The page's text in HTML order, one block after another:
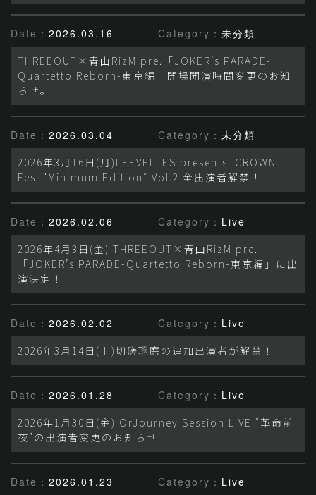
Date： 2026.03.16 Category： 未分類
THREEOUT×青山RizM pre.「JOKER’s PARADE-
Quartetto Reborn-東京編」開場開演時間変更のお知
らせ。
Date： 2026.03.04 Category： 未分類
2026年3月16日(月)LEEVELLES presents. CROWN
Fes. “Minimum Edition” Vol.2 全出演者解禁！
Date： 2026.02.06 Category： Live
2026年4月3日(金) THREEOUT×青山RizM pre.
「JOKER’s PARADE-Quartetto Reborn-東京編」に出
演決定！
Date： 2026.02.02 Category： Live
2026年3月14日(土)切磋琢磨の追加出演者が解禁！！
Date： 2026.01.28 Category： Live
2026年1月30日(金) OrJourney Session LIVE “革命前
夜”の出演者変更のお知らせ
Date： 2026.01.23 Category： Live